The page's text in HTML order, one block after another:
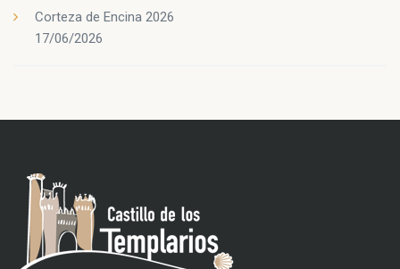
Corteza de Encina 2026
17/06/2026